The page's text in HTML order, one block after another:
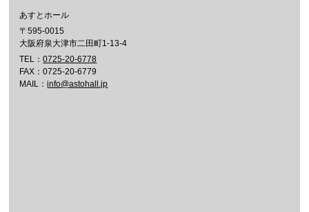
あすとホール
〒595-0015
大阪府泉大津市二田町1-13-4
TEL：0725-20-6778
FAX：0725-20-6779
MAIL：info@astohall.jp